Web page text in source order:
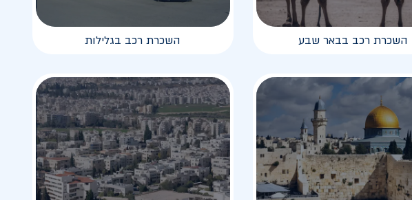
השכרת רכב בבאר שבע השכרת רכב בגלילות